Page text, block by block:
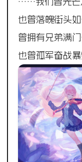
也曾落魄街头如
曾拥有兄弟满门
也曾孤军奋战暴